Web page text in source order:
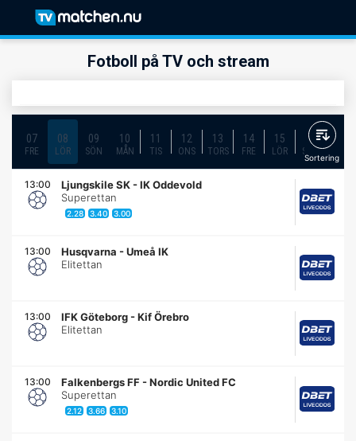
Fotboll på TV och stream
07
FRE
08
LÖR
09
SÖN
10
MÅN
11
TIS
12
ONS
13
TORS
14
FRE
15
LÖR
16
SÖN
Sortering
13:00 Ljungskile SK -IK Oddevold
Superettan
2.28 3.40 3.00
13:00 Husqvarna -Umeå IK
Elitettan
13:00 IFK Göteborg -Kif Örebro
Elitettan
13:00 Falkenbergs FF -Nordic United FC
Superettan
2.12 3.66 3.10